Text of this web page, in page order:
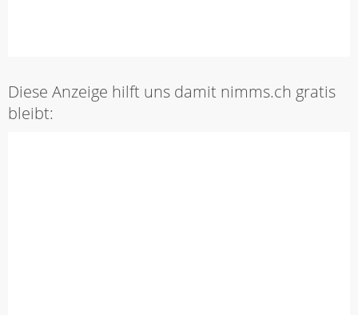
Diese Anzeige hilft uns damit nimms.ch gratis
bleibt: